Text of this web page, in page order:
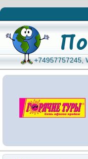
+74957757245,
+74957757245,